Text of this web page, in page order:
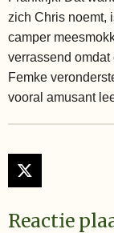
zich Chris noemt,
camper
verrassend
Femke
vooral amusant
X
Reactie